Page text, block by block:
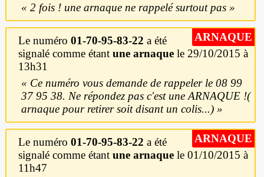
2 fois ! une arnaque ne rappelé surtout pas
ARNAQUE
Le numéro 01-70-95-83-22 a été
signalé comme étant une arnaquele 29/10/2015 à
13h31
Ce numéro vous demande de rappeler le 08 99
37 95 38. Ne répondez pas c'est une ARNAQUE !(
arnaque pour retirer soit disant un colis...)
ARNAQUE
Le numéro 01-70-95-83-22 a été
signalé comme étant une arnaquele 01/10/2015 à
11h47